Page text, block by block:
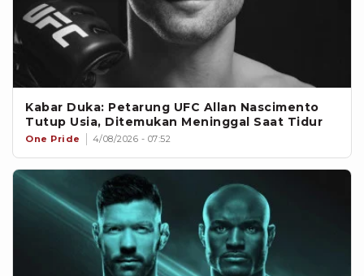
Kabar Duka: Petarung UFC Allan Nascimento
Tutup Usia, Ditemukan Meninggal Saat Tidur
One Pride 4/08/2026 - 07:52